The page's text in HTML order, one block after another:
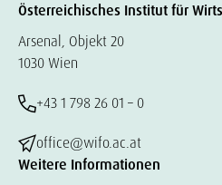
Österreichisches Institut für
Arsenal, Objekt 20
1030 Wien
+43 1 798 26 01 – 0
office@wifo.ac.at
Weitere Informationen